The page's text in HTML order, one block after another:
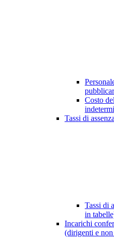
Costo
Tassi di assenza
Tassi di
in
Incarichi
(dirigenti e